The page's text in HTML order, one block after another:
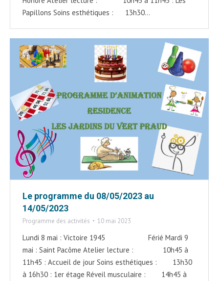
Papillons Soins esthétiques : 13h30…
Le programme du 08/05/2023 au
14/05/2023
Programme des activités 10 mai 2023
Lundi 8 mai : Victoire 1945 Férié Mardi 9
mai : Saint Pacôme Atelier lecture : 10h45 à
11h45 : Accueil de jour Soins esthétiques : 13h30
à 16h30 : 1er étage Réveil musculaire : 14h45 à